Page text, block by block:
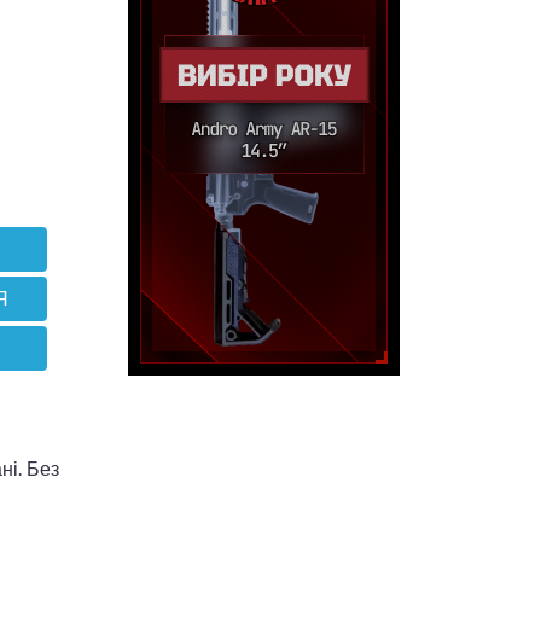
Без